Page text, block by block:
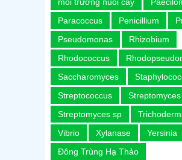
Paracoccus
Penicillium
Pseudomonas
Rhizobium
Rhodococcus
Saccharomyces
Streptococcus
Streptomyces
Streptomyces sp
Vibrio
Xylanase
Yersinia
Đông Trùng Hạ Thảo